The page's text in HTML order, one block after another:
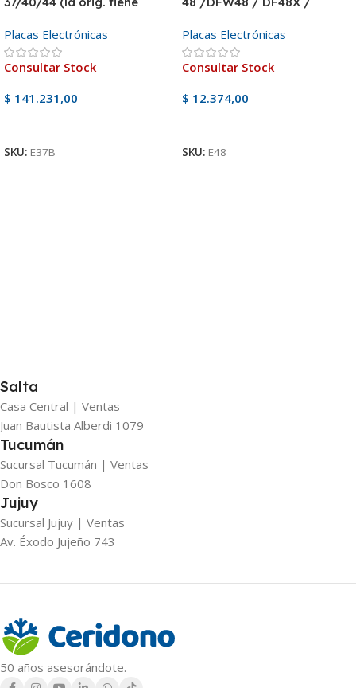
Placas Electrónicas
Consultar Stock
$ 141.231,00
SKU: E37B
Placas Electrónicas
Consultar Stock
$ 12.374,00
SKU: E48
Salta
Casa Central | Ventas
Juan Bautista Alberdi 1079
Tucumán
Sucursal Tucumán | Ventas
Don Bosco 1608
Jujuy
Sucursal Jujuy | Ventas
Av. Éxodo Jujeño 743
50 años asesorándote.